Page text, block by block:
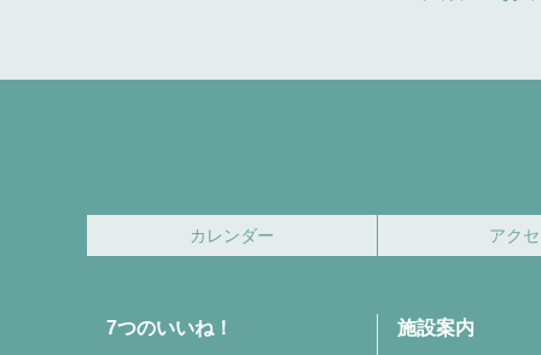
カレンダー アク
7つのいいね！ 施設案内